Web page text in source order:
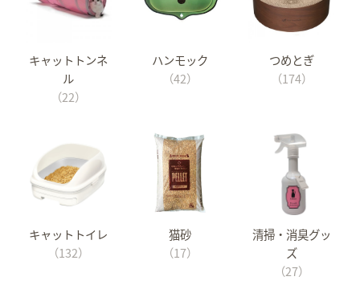
キャットトンネ
ル
（22）
ハンモック
（42）
つめとぎ
（174）
キャットトイレ
（132）
猫砂
（17）
清掃・消臭グッ
ズ
（27）